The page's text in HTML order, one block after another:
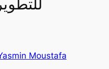
Moustafa